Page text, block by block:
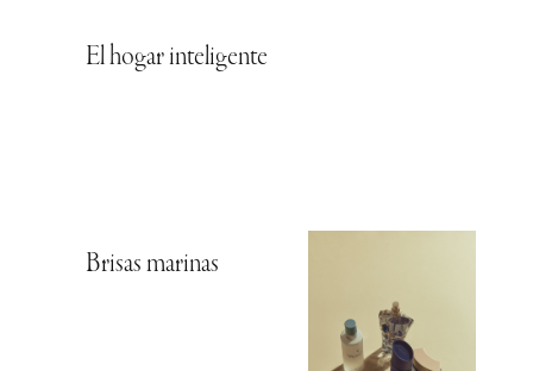
El hogar inteligente
Brisas marinas